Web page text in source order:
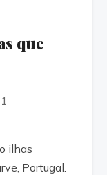
que
ilhas
Portugal.